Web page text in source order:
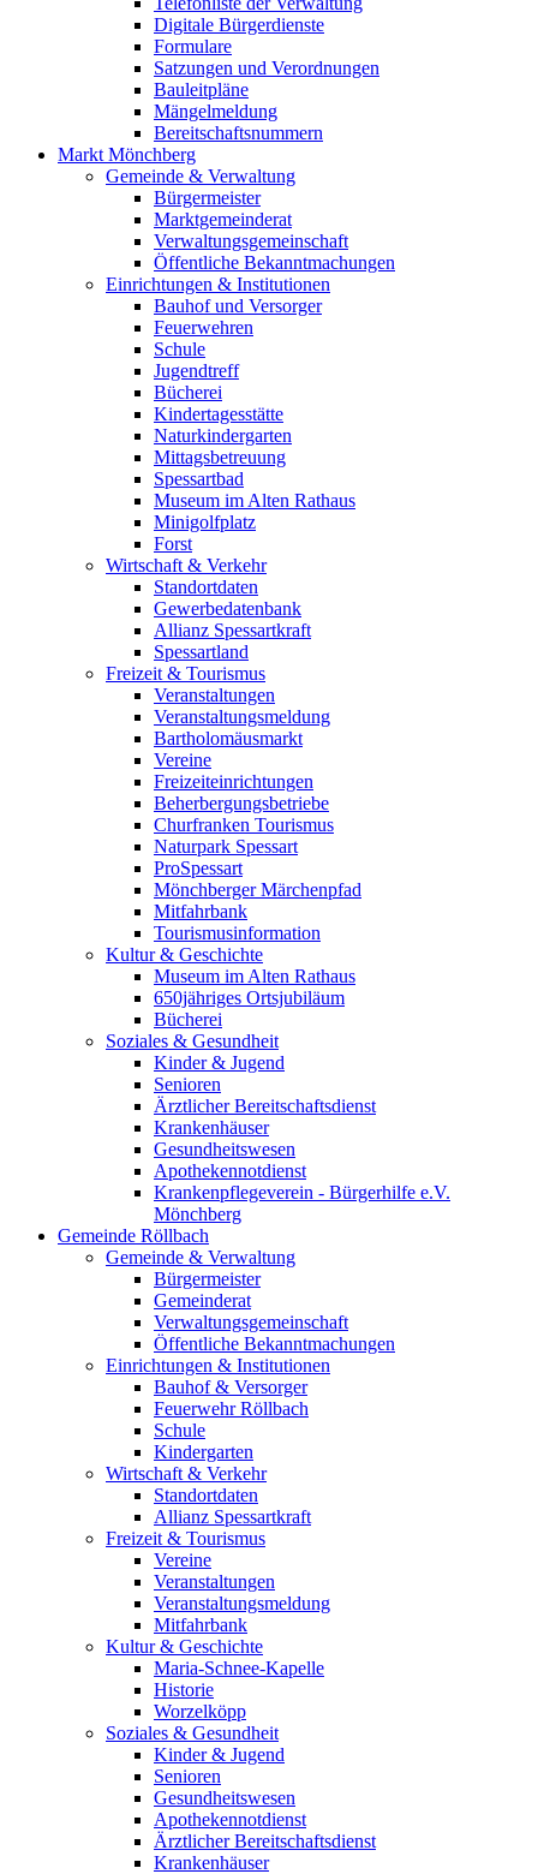
Digitale Bürgerdienste
Formulare
Satzungen und Verordnungen
Bauleitpläne
Mängelmeldung
Bereitschaftsnummern
Markt Mönchberg
Gemeinde & Verwaltung
Bürgermeister
Marktgemeinderat
Verwaltungsgemeinschaft
Öffentliche Bekanntmachungen
Einrichtungen & Institutionen
Bauhof und Versorger
Feuerwehren
Schule
Jugendtreff
Bücherei
Kindertagesstätte
Naturkindergarten
Mittagsbetreuung
Spessartbad
Museum im Alten Rathaus
Minigolfplatz
Forst
Wirtschaft & Verkehr
Standortdaten
Gewerbedatenbank
Allianz Spessartkraft
Spessartland
Freizeit & Tourismus
Veranstaltungen
Veranstaltungsmeldung
Bartholomäusmarkt
Vereine
Freizeiteinrichtungen
Beherbergungsbetriebe
Churfranken Tourismus
Naturpark Spessart
ProSpessart
Mönchberger Märchenpfad
Mitfahrbank
Tourismusinformation
Kultur & Geschichte
Museum im Alten Rathaus
650jähriges Ortsjubiläum
Bücherei
Soziales & Gesundheit
Kinder & Jugend
Senioren
Ärztlicher Bereitschaftsdienst
Krankenhäuser
Gesundheitswesen
Apothekennotdienst
Krankenpflegeverein - Bürgerhilfe e.V.
Mönchberg
Gemeinde Röllbach
Gemeinde & Verwaltung
Bürgermeister
Gemeinderat
Verwaltungsgemeinschaft
Öffentliche Bekanntmachungen
Einrichtungen & Institutionen
Bauhof & Versorger
Feuerwehr Röllbach
Schule
Kindergarten
Wirtschaft & Verkehr
Standortdaten
Allianz Spessartkraft
Freizeit & Tourismus
Vereine
Veranstaltungen
Veranstaltungsmeldung
Mitfahrbank
Kultur & Geschichte
Maria-Schnee-Kapelle
Historie
Worzelköpp
Soziales & Gesundheit
Kinder & Jugend
Senioren
Gesundheitswesen
Apothekennotdienst
Ärztlicher Bereitschaftsdienst
Krankenhäuser